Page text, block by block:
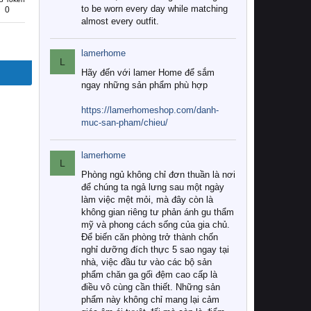
0
to be worn every day while matching
almost every outfit.
L
lamerhome
Hãy đến với lamer Home để sắm
ngay những sản phẩm phù hợp
https://lamerhomeshop.com/danh-
muc-san-pham/chieu/
L
lamerhome
Phòng ngủ không chỉ đơn thuần là nơi
để chúng ta ngả lưng sau một ngày
làm việc mệt mỏi, mà đây còn là
không gian riêng tư phản ánh gu thẩm
mỹ và phong cách sống của gia chủ.
Để biến căn phòng trở thành chốn
nghỉ dưỡng đích thực 5 sao ngay tại
nhà, việc đầu tư vào các bộ sản
phẩm chăn ga gối đệm cao cấp là
điều vô cùng cần thiết. Những sản
phẩm này không chỉ mang lại cảm